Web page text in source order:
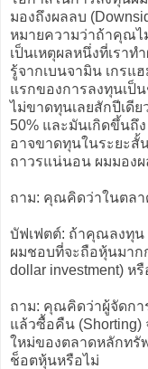
มองถึงผลลบ
หมายความว่าถ้าคุณ
เป็นเหตุผลหนึ่งที่เราท
รู้จากเบนจามิน เกรแ
แรกของการลงทุนเป็
ไม่ขาดทุนเลยสักปีเดี
50% และมันเกิดขึ้นถึง
อาจขาดทุนในระยะสั้
ถาวรแน่นอน ผมมอง
ถาม: คุณคิดว่าในตล
บัฟเฟตต์: ถ้าคุณลงทุน
ผมชอบที่จะถือหุ้นมาก
dollar investment) ห
ถาม: คุณคิดว่าผู้จัดก
แล้วซื้อคืน (Shorting)
ใหม่ของตลาดหลักทรั
ช็อตหุ้นหรือไม่